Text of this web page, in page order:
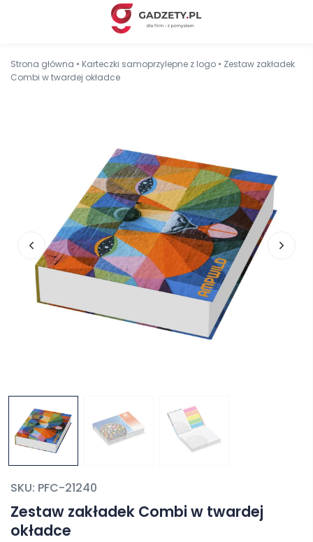
Strona główna • Karteczki samoprzylepne z logo • Zestaw zakładek
Combi w twardej okładce
Zestaw zakładek Combi w twardej
okładce
SKU: PFC-21240